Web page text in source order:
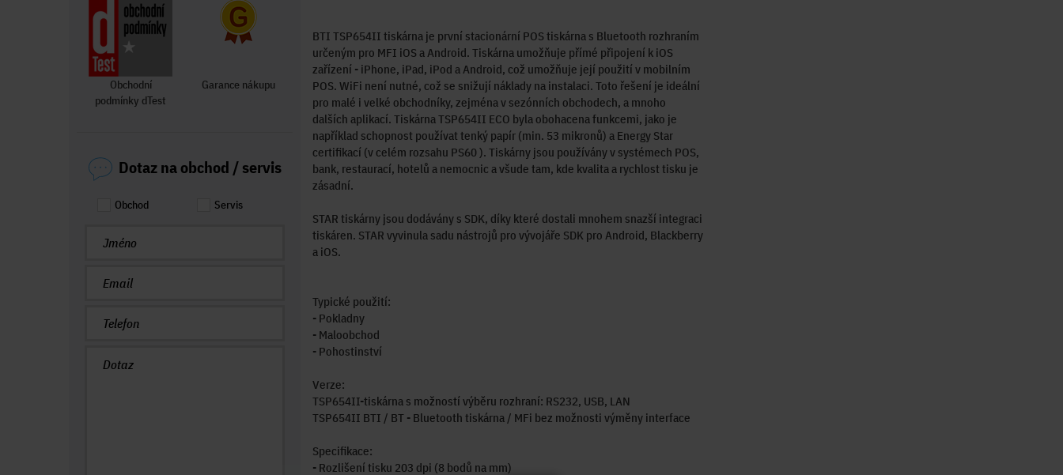
BTI TSP654II tiskárna je první stacionární POS tiskárna s Bluetooth rozhraním
určeným pro MFI iOS a Android. Tiskárna umožňuje přímé připojení k iOS
zařízení - iPhone, iPad, iPod a Android, což umožňuje její použití v mobilním
POS. WiFi není nutné, což se snižují náklady na instalaci. Toto řešení je ideální
pro malé i velké obchodníky, zejména v sezónních obchodech, a mnoho
dalších aplikací. Tiskárna TSP654II ECO byla obohacena funkcemi, jako je
například schopnost používat tenký papír (min. 53 mikronů) a Energy Star
certifikací (v celém rozsahu PS60 ). Tiskárny jsou používány v systémech POS,
bank, restaurací, hotelů a nemocnic a všude tam, kde kvalita a rychlost tisku je
zásadní.
STAR tiskárny jsou dodávány s SDK, díky které dostali mnohem snazší integraci
tiskáren. STAR vyvinula sadu nástrojů pro vývojáře SDK pro Android, Blackberry
a iOS.
Typické použití:
- Pokladny
- Maloobchod
- Pohostinství
Verze:
TSP654II-tiskárna s možností výběru rozhraní: RS232, USB, LAN
TSP654II BTI / BT - Bluetooth tiskárna / MFi bez možnosti výměny interface
Specifikace:
- Rozlišení tisku 203 dpi (8 bodů na mm)
Obchodní
podmínky dTest
Garance nákupu
Dotaz na obchod / servis
Obchod Servis